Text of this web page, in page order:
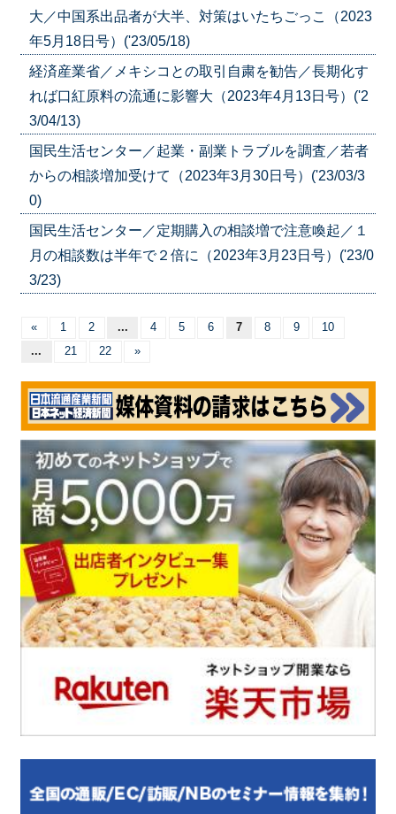
大／中国系出品者が大半、対策はいたちごっこ（2023
年5月18日号）('23/05/18)
経済産業省／メキシコとの取引自粛を勧告／長期化す
れば口紅原料の流通に影響大（2023年4月13日号）('2
3/04/13)
国民生活センター／起業・副業トラブルを調査／若者
からの相談増加受けて（2023年3月30日号）('23/03/3
0)
国民生活センター／定期購入の相談増で注意喚起／１
月の相談数は半年で２倍に（2023年3月23日号）('23/0
3/23)
« 1 2 ... 4 5 6 7 8 9
10
...
21 22 »